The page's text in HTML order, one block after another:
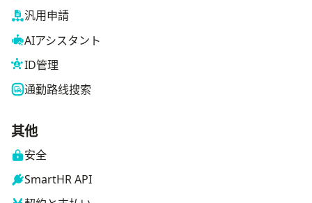
汎用申請
AIアシスタント
ID管理
通勤路线搜索
其他
安全
SmartHR API